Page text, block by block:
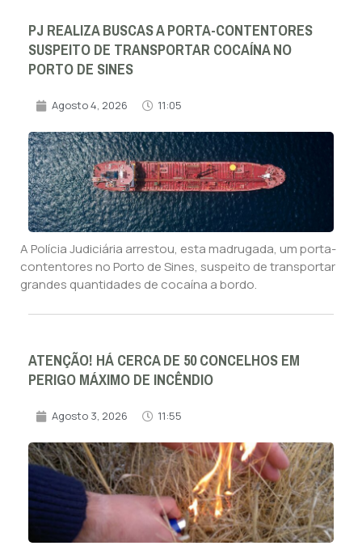
PJ REALIZA BUSCAS A PORTA-CONTENTORES
SUSPEITO DE TRANSPORTAR COCAÍNA NO
PORTO DE SINES
Agosto 4, 2026 11:05
A Polícia Judiciária arrestou, esta madrugada, um porta-
contentores no Porto de Sines, suspeito de transportar
grandes quantidades de cocaína a bordo.
ATENÇÃO! HÁ CERCA DE 50 CONCELHOS EM
PERIGO MÁXIMO DE INCÊNDIO
Agosto 3, 2026 11:55